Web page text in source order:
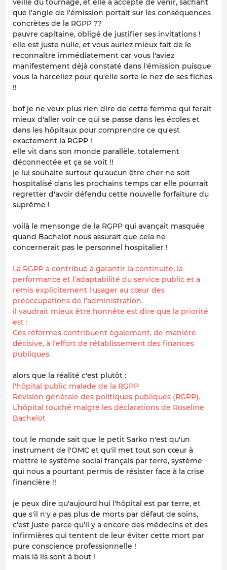
veille du tournage, et elle a accepté de venir, sachant
que l'angle de l'émission portait sur les conséquences
concrètes de la RGPP ??
pauvre capitaine, obligé de justifier ses invitations !
elle est juste nulle, et vous auriez mieux fait de le
reconnaître immédiatement car vous l'aviez
manifestement déjà constaté dans l'émission puisque
vous la harceliez pour qu'elle sorte le nez de ses fiches
!!
bof je ne veux plus rien dire de cette femme qui ferait
mieux d'aller voir ce qui se passe dans les écoles et
dans les hôpitaux pour comprendre ce qu'est
exactement la RGPP !
elle vit dans son monde parallèle, totalement
déconnectée et ça se voit !!
je lui souhaite surtout qu'aucun être cher ne soit
hospitalisé dans les prochains temps car elle pourrait
regretter d'avoir défendu cette nouvelle forfaiture du
suprême !
voilà le mensonge de la RGPP qui avançait masquée
quand Bachelot nous assurait que cela ne
concernerait pas le personnel hospitalier !
La RGPP a contribué à garantir la continuité, la
performance et l’adaptabilité du service public et a
remis explicitement l'usager au cœur des
préoccupations de l'administration.
il vaudrait mieux être honnête est dire que la priorité
est :
Ces réformes contribuent également, de manière
décisive, à l’effort de rétablissement des finances
publiques.
alors que la réalité c'est plutôt :
l'hôpital public malade de la RGPP
Révision générale des politiques publiques (RGPP).
L’hôpital touché malgré les déclarations de Roseline
Bachelot
tout le monde sait que le petit Sarko n'est qu'un
instrument de l'OMC et qu'il met tout son cœur à
mettre le système social français par terre, système
qui nous a pourtant permis de résister face à la crise
financière !!
je peux dire qu'aujourd'hui l'hôpital est par terre, et
que s'il n'y a pas plus de morts par défaut de soins,
c'est juste parce qu'il y a encore des médecins et des
infirmières qui tentent de leur éviter cette mort par
pure conscience professionnelle !
mais là ils sont à bout !